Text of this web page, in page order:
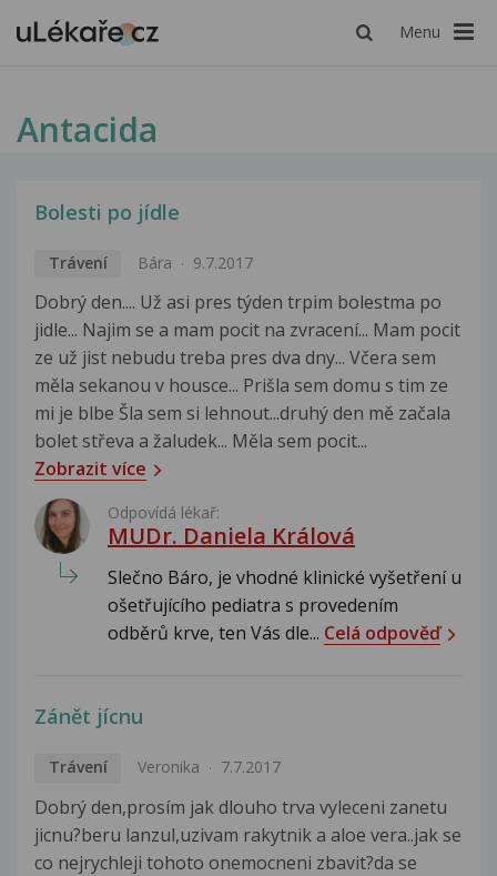
Menu
Antacida
Bolesti po jídle
Trávení Bára 9.7.2017
Dobrý den.... Už asi pres týden trpim bolestma po
jidle... Najim se a mam pocit na zvracení... Mam pocit
ze už jist nebudu treba pres dva dny... Včera sem
měla sekanou v housce... Prišla sem domu s tim ze
mi je blbe Šla sem si lehnout...druhý den mě začala
bolet střeva a žaludek... Měla sem pocit...
Zobrazit více
Odpovídá lékař:
MUDr. Daniela Králová
Slečno Báro, je vhodné klinické vyšetření u
ošetřujícího pediatra s provedením
odběrů krve, ten Vás dle... Celá odpověď
Zánět jícnu
Trávení Veronika 7.7.2017
Dobrý den,prosím jak dlouho trva vyleceni zanetu
jicnu?beru lanzul,uzivam rakytnik a aloe vera..jak se
co nejrychleji tohoto onemocneni zbavit?da se